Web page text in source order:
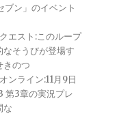
ブン」のイベント
エスト:このループ
そうびが登場す
きのつ
ンライン:11月9日
第3章の実況プレ
な